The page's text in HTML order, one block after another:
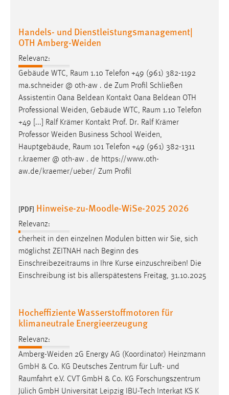
Handels- und Dienstleistungsmanagement|
OTH Amberg-Weiden
Relevanz:
Gebäude WTC, Raum 1.10 Telefon +49 (961) 382-1192
ma.schneider @ oth-aw . de Zum Profil Schließen
Assistentin Oana Beldean Kontakt Oana Beldean OTH
Professional Weiden, Gebäude WTC, Raum 1.10 Telefon
+49 [...] Ralf Krämer Kontakt Prof. Dr. Ralf Krämer
Professor Weiden Business School Weiden,
Hauptgebäude, Raum 101 Telefon +49 (961) 382-1311
r.kraemer @ oth-aw . de https://www.oth-
aw.de/kraemer/ueber/ Zum Profil
[PDF] Hinweise-zu-Moodle-WiSe-2025 2026
Relevanz:
cherheit in den einzelnen Modulen bitten wir Sie, sich
möglichst ZEITNAH nach Beginn des
Einschreibezeitraums in Ihre Kurse einzuschreiben! Die
Einschreibung ist bis allerspätestens Freitag, 31.10.2025
Hocheffiziente Wasserstoffmotoren für
klimaneutrale Energieerzeugung
Relevanz:
Amberg-Weiden 2G Energy AG (Koordinator) Heinzmann
GmbH & Co. KG Deutsches Zentrum für Luft- und
Raumfahrt e.V. CVT GmbH & Co. KG Forschungszentrum
Jülich GmbH Universität Leipzig IBU-Tech Interkat KS K